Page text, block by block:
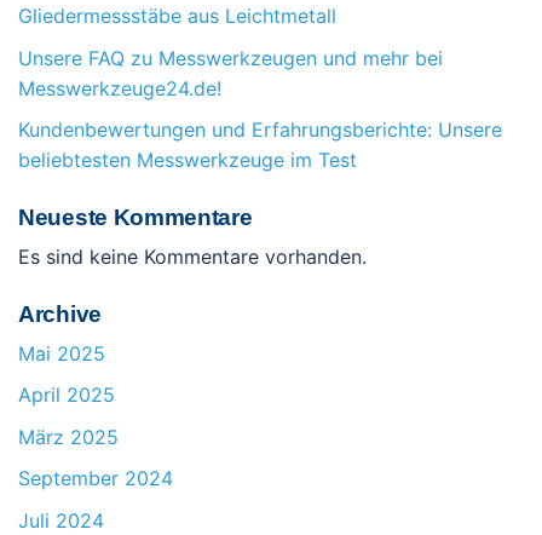
Gliedermessstäbe aus Leichtmetall
Unsere FAQ zu Messwerkzeugen und mehr bei
Messwerkzeuge24.de!
Kundenbewertungen und Erfahrungsberichte: Unsere
beliebtesten Messwerkzeuge im Test
Neueste Kommentare
Es sind keine Kommentare vorhanden.
Archive
Mai 2025
April 2025
März 2025
September 2024
Juli 2024